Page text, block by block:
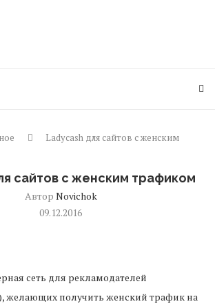
Ladycash для сайтов с женским
сайтов с женским трафиком
Автор Novichok
09.12.2016
сеть для рекламодателей
желающих получить женский трафик на